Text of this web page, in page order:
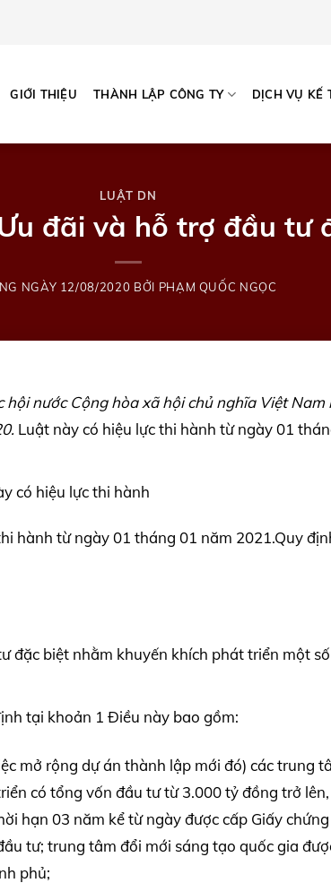
GIỚI THIỆU THÀNH LẬP CÔNG TY DỊCH VỤ KẾ
LUẬT DN
đãi và hỗ trợ đầu tư
NGÀY 12/08/2020 BỞI PHẠM QUỐC NGỌC
hội nước Cộng hòa xã hội chủ nghĩa Việt Nam
Luật này có hiệu lực thi hành từ ngày 01
có hiệu lực thi hành
hành từ ngày 01 tháng 01 năm 2021.Quy
đặc biệt nhằm khuyến khích phát triển một
tại khoản 1 Điều này bao gồm:
mở rộng dự án thành lập mới đó) các trung
có tổng vốn đầu tư từ 3.000 tỷ đồng trở
hạn 03 năm kể từ ngày được cấp Giấy
tư; trung tâm đổi mới sáng tạo quốc gia
phủ;